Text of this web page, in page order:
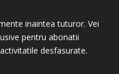
inaintea tuturor. Vei
pentru abonatii
desfasurate.